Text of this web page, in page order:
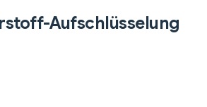
Aufschlüsselung